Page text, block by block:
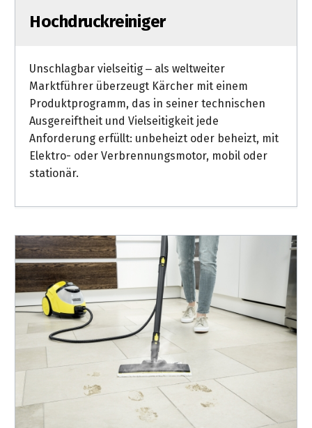
Hochdruckreiniger
Unschlagbar vielseitig – als weltweiter
Marktführer überzeugt Kärcher mit einem
Produktprogramm, das in seiner technischen
Ausgereiftheit und Vielseitigkeit jede
Anforderung erfüllt: unbeheizt oder beheizt, mit
Elektro- oder Verbrennungsmotor, mobil oder
stationär.